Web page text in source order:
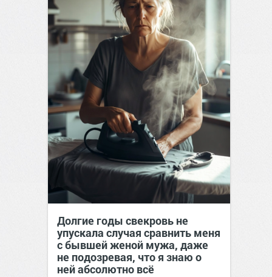
Долгие годы свекровь не
упускала случая сравнить меня
с бывшей женой мужа, даже
не подозревая, что я знаю о
ней абсолютно всё